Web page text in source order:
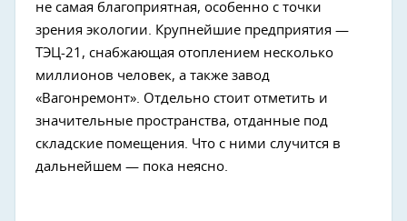
не самая благоприятная, особенно с точки
зрения экологии. Крупнейшие предприятия —
ТЭЦ-21, снабжающая отоплением несколько
миллионов человек, а также завод
«Вагонремонт». Отдельно стоит отметить и
значительные пространства, отданные под
складские помещения. Что с ними случится в
дальнейшем — пока неясно.